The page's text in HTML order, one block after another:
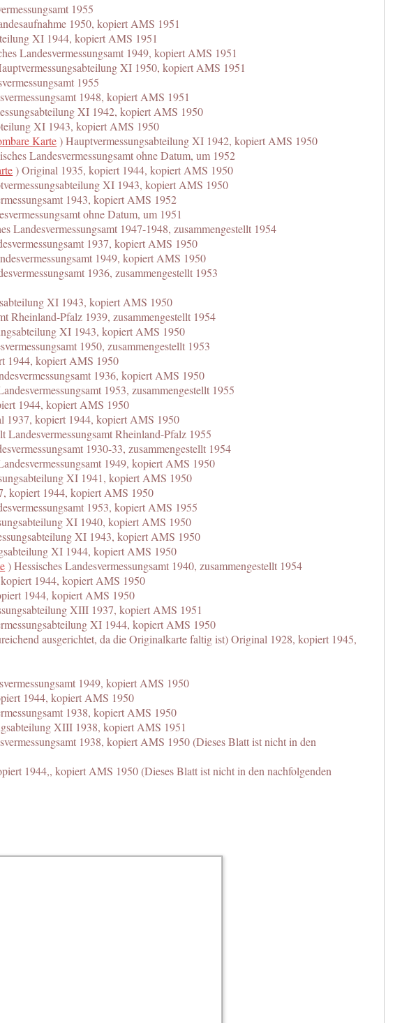
1955
1950, kopiert AMS 1951
XI 1944, kopiert AMS 1951
Landesvermessungsamt 1949, kopiert AMS 1951
XI 1950, kopiert AMS 1951
1955
1948, kopiert AMS 1951
XI 1942, kopiert AMS 1950
XI 1943, kopiert AMS 1950
Karte) Hauptvermessungsabteilung XI 1942, kopiert AMS 1950
Landesvermessungsamt ohne Datum, um 1952
) Original 1935, kopiert 1944, kopiert AMS 1950
XI 1943, kopiert AMS 1950
1943, kopiert AMS 1952
ohne Datum, um 1951
Landesvermessungsamt 1947-1948, zusammengestellt 1954
1937, kopiert AMS 1950
1949, kopiert AMS 1950
1936, zusammengestellt 1953
XI 1943, kopiert AMS 1950
Rheinland-Pfalz 1939, zusammengestellt 1954
XI 1943, kopiert AMS 1950
1950, zusammengestellt 1953
1944, kopiert AMS 1950
1936, kopiert AMS 1950
1953, zusammengestellt 1955
1944, kopiert AMS 1950
1937, kopiert 1944, kopiert AMS 1950
Landesvermessungsamt Rheinland-Pfalz 1955
1930-33, zusammengestellt 1954
1949, kopiert AMS 1950
XI 1941, kopiert AMS 1950
kopiert 1944, kopiert AMS 1950
1953, kopiert AMS 1955
XI 1940, kopiert AMS 1950
XI 1943, kopiert AMS 1950
XI 1944, kopiert AMS 1950
) Hessisches Landesvermessungsamt 1940, zusammengestellt 1954
1944, kopiert AMS 1950
1944, kopiert AMS 1950
XIII 1937, kopiert AMS 1951
XI 1944, kopiert AMS 1950
ausgerichtet, da die Originalkarte faltig ist) Original 1928, kopiert 1945,
1949, kopiert AMS 1950
1944, kopiert AMS 1950
1938, kopiert AMS 1950
XIII 1938, kopiert AMS 1951
1938, kopiert AMS 1950 (Dieses Blatt ist nicht in den
1944,, kopiert AMS 1950 (Dieses Blatt ist nicht in den nachfolgenden